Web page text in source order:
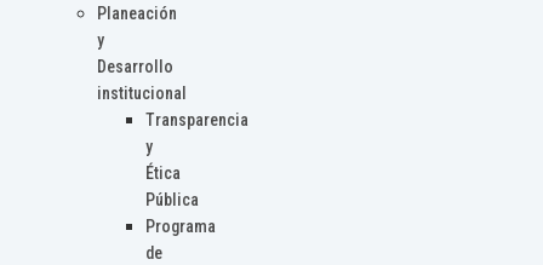
Planeación
y
Desarrollo
institucional
Transparencia
y
Ética
Pública
Programa
de